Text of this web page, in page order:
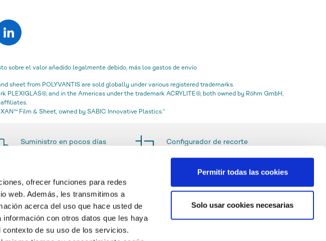
ofrecer funciones para redes
web. Además, les transmitimos a
acerca del uso que hace usted de
con otros datos que les haya
de su uso de los servicios.
Permitir todas las cookies
Solo usar cookies necesarias
sobre el valor añadido legalmente debido, más los gastos de envío
sheet from POLYVANTIS are sold globally under various registered trademarks.
and in the Americas under the trademark ACRYLITE®, both owned by Röhm GmbH,
affiliates.
Film & Sheet, owned by SABIC Innovative Plastics.“
Suministro en pocos días Configurador de recorte
SERVICIO
& FAQ